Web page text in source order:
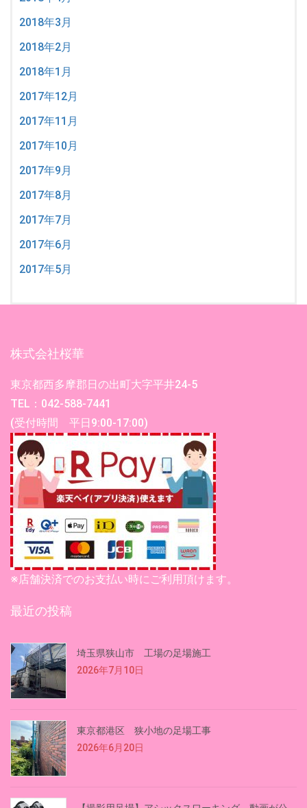
2018年3月
2018年2月
2018年1月
2017年12月
2017年11月
2017年10月
2017年9月
2017年8月
2017年7月
2017年6月
2017年5月
株式会社桜華
東京都西多摩郡日の出町大字平井24-5
TEL：042-588-7441
(受付時間 平日9:00-17:00)
※店舗決済でのお支払い時にご利用頂けます。
最近の投稿
埼玉県狭山市 工場の足場施工
2026年7月10日
東京都港区 狭小地の足場工事
2026年6月20日